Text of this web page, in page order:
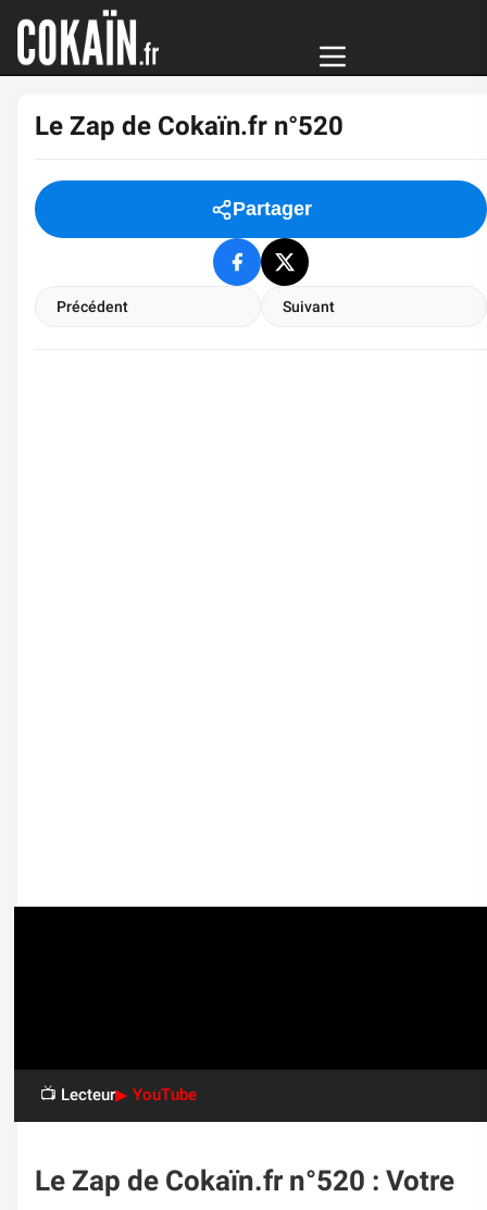
Le Zap de Cokaïn.fr n°520
Partager
Précédent Suivant
📺 Lecteur▶ YouTube
Le Zap de Cokaïn.fr n°520 : Votre